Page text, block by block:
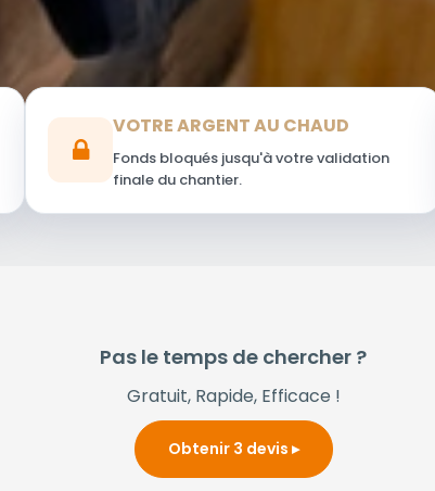
VOTRE ARGENT AU CHAUD
Fonds bloqués jusqu'à votre validation
finale du chantier.
Pas le temps de chercher ?
Gratuit, Rapide, Efficace !
Obtenir 3 devis